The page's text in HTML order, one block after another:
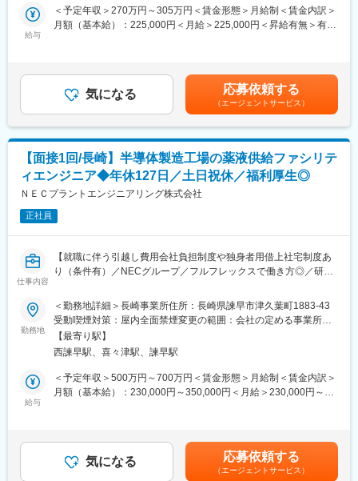
技術課2課(粘着テープ他)：8名
20代～50代まで幅広く活躍しています。
・主に粘着テープと高機能フィルムを取り扱います。
https://www.chukoh.co.jp/
・60年にわたるフッ素樹脂製品の加工で培われた技術力により、
声に合わせて日々改良を進めており、今期の売上計画は22億円で
す。
◆魅力点
・年休128日、7.5H勤務、残業6H程度です。
・リモートワークの相談も可能です。
・製造・販売一体の事業部単位で透明性・納得感のある評価制度
です。営業と開発や技術部門との連携が密であり、一体感があり
ます。
新製品開発、設計などのプロジェクトメンバーとして業務を行
います。
【業務例】
・医薬品メーカーにて 医薬品の品質保証業務
・写真機メーカーにて 医療用カメラに使用されるポリマー開発
・ゴムメーカーにて ベルトコンベアに使用されるゴムの不具合
解析
【やりがい】
すいです。
○キャリアカウンセラーが担当につくため、自分にあった学習方法
ることができるため、今の経験を伸ばす・違う分野にチャレンジ
する・就業先のメーカーへ転籍など自分の将来の選択肢を増やす
ことができます。
【未経験でも安心な理由】
〇未経験からでも豊富な案件に携わることができるのは、当社の
充実した教育制度があるからです。経験豊富な担当カウンセラー
ートすることができます。
完全週休2日制をはじめ、年間休日125日、残業は月9時間程度な
ど「エンジニアは激務」といった印象を覆し、ゆとりを持って長
給与
＜予定年収＞270万円～305万円＜賃金形態＞月給制＜賃金内訳＞
月額（基本給）：225,000円＜月給＞225,000円＜昇給有無＞有＜
円・年収603万円／35歳（リーダー）／月給50.3万円※上記年収例
には平均残業時間分の残業代が含まれます。賃金はあくまでも目
安の金額であり、選考を通じて上下する可能性があります。月給
(月額)は固定手当を含めた表記です。
気になる 応募依頼する
（エージェントサービス）
【面接1回/長崎】半導体製造工場の薬液供給ファシリテ
ィエンジニア◆年休127日／土日祝休／福利厚生◎
ＮＥＣプラントエンジニアリング株式会社
正社員
仕事内容
【就職に伴う引越し費用会社負担制度や独身者用借上社宅制度あ
り（条件有）／NECグループ／フルフレックスで働き方◎／研修
■案件の魅力：
大きな会社だと業務が分業制になり、【全体の流れが掴めない】
【部分的な仕事しかできない】ということが往々にしてありま
す。しかし当社は従業員410名ほどの規模の為、全体の流れを理
解した上で、専門的な業務に取り組むことができます。
への貢献をミッションとし、技術的なコンサルティングを行いま
す。
勤務地
＜勤務地詳細＞長崎事業所住所：長崎県諫早市津久葉町1883-43
受動喫煙対策：屋内全面禁煙変更の範囲：会社の定める事業所
（リモートワーク含む）
【最寄り駅】
西諫早駅、喜々津駅、諫早駅
給与
＜予定年収＞500万円～700万円＜賃金形態＞月給制＜賃金内訳＞
月額（基本給）：230,000円～350,000円＜月給＞230,000円～
能性があります。月給(月額)は固定手当を含めた表記です。
気になる 応募依頼する
（エージェントサービス）